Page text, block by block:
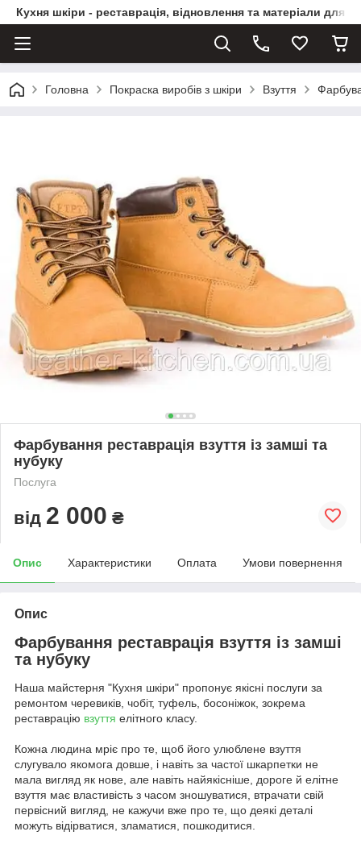
Кухня шкіри - реставрація, відновлення та матеріали для
Головна Покраска виробів з шкіри Взуття
Фарбування реставрація взуття із замші та
нубуку
Послуга
від 2 000 ₴
Опис Характеристики Оплата Умови повернення
Опис
Фарбування реставрація взуття із замші
та нубуку
Наша майстерня "Кухня шкіри" пропонує якісні послуги за
ремонтом черевиків, чобіт, туфель, босоніжок, зокрема
реставрацію взуття елітного класу.
Кожна людина мріє про те, щоб його улюблене взуття
слугувало якомога довше, і навіть за частої шкарпетки не
мала вигляд як нове, але навіть найякісніше, дороге й елітне
взуття має властивість з часом зношуватися, втрачати свій
первісний вигляд, не кажучи вже про те, що деякі деталі
можуть відірватися, зламатися, пошкодитися.